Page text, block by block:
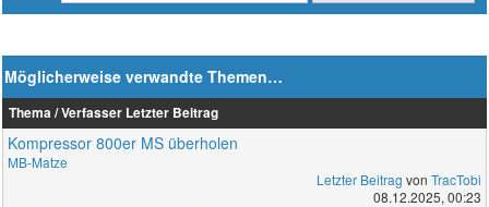
Möglicherweise verwandte Themen…
Thema / Verfasser Letzter Beitrag
Kompressor 800er MS überholen
MB-Matze
Letzter Beitrag von TracTobi
08.12.2025, 00:23